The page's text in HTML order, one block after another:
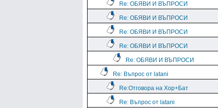
Re: ОБЯВИ И ВЪПРОСИ
Re: ОБЯВИ И ВЪПРОСИ
Re: ОБЯВИ И ВЪПРОСИ
Re: ОБЯВИ И ВЪПРОСИ
Re: ОБЯВИ И ВЪПРОСИ
Re: Въпрос от latani
Re:Отговора на Хор+Бат
Re: Въпрос от latani